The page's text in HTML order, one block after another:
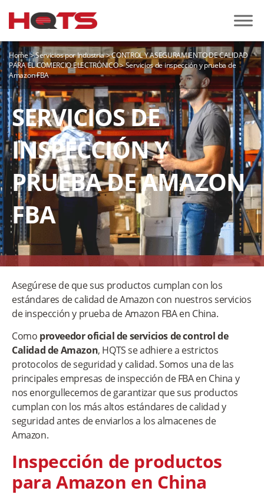
Home>Servicios por Industria>CONTROL Y ASEGURAMIENTO DE CALIDAD
PARA EL COMERCIO ELECTRÓNICO>Servicios de inspección y prueba de
Amazon FBA
SERVICIOS DE
INSPECCIÓN Y
PRUEBA DE AMAZON
FBA
Asegúrese de que sus productos cumplan con los
estándares de calidad de Amazon con nuestros servicios
de inspección y prueba de Amazon FBA en China.
Como proveedor oficial de servicios de control de
Calidad de Amazon, HQTS se adhiere a estrictos
protocolos de seguridad y calidad. Somos una de las
principales empresas de inspección de FBA en China y
nos enorgullecemos de garantizar que sus productos
cumplan con los más altos estándares de calidad y
seguridad antes de enviarlos a los almacenes de
Amazon.
Inspección de productos
para Amazon en China